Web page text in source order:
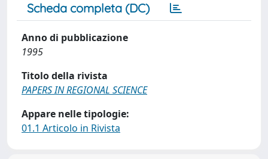
Scheda completa (DC)
Anno di pubblicazione
1995
Titolo della rivista
PAPERS IN REGIONAL SCIENCE
Appare nelle tipologie:
01.1 Articolo in Rivista